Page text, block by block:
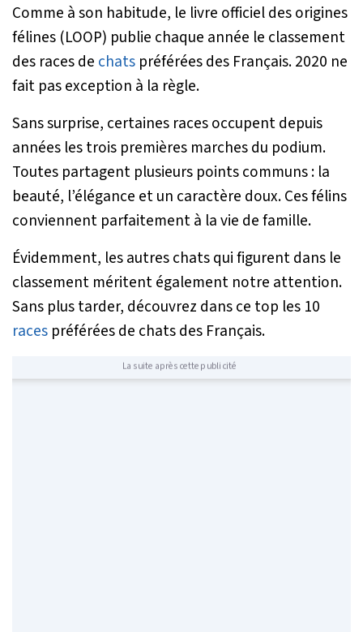
Comme à son habitude, le livre officiel des origines
félines (LOOP) publie chaque année le classement
des races de chats préférées des Français. 2020 ne
fait pas exception à la règle.
Sans surprise, certaines races occupent depuis
années les trois premières marches du podium.
Toutes partagent plusieurs points communs : la
beauté, l’élégance et un caractère doux. Ces félins
conviennent parfaitement à la vie de famille.
Évidemment, les autres chats qui figurent dans le
classement méritent également notre attention.
Sans plus tarder, découvrez dans ce top les 10
races préférées de chats des Français.
La suite après cette publicité